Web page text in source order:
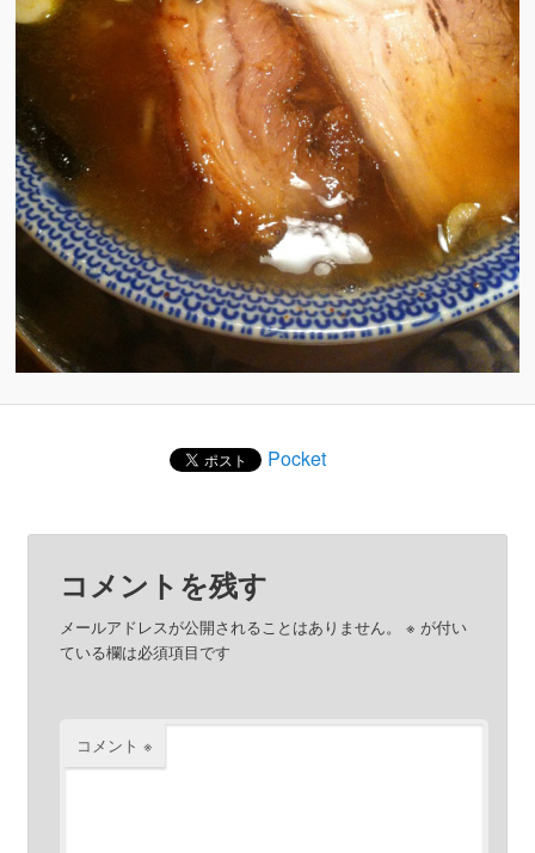
Pocket
コメントを残す
メールアドレスが公開されることはありません。 ※ が付い
ている欄は必須項目です
コメント ※